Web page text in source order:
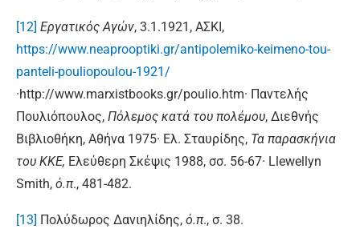
[12] Εργατικός Αγών, 3.1.1921, ΑΣΚΙ,
https://www.neaprooptiki.gr/antipolemiko-keimeno-tou-
panteli-pouliopoulou-1921/
·http://www.marxistbooks.gr/poulio.htm· Παντελής
Πουλιόπουλος, Πόλεμος κατά του πολέμου, Διεθνής
Βιβλιοθήκη, Αθήνα 1975· Ελ. Σταυρίδης, Τα παρασκήνια
του ΚΚΕ, Ελεύθερη Σκέψις 1988, σσ. 56-67· Llewellyn
Smith, ό.π., 481-482.
[13] Πολύδωρος Δανιηλίδης, ό.π., σ. 38.